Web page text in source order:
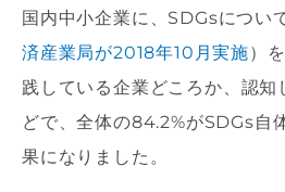
国内中小企業に、SDGsについ
済産業局が2018年10月実施）
践している企業どころか、認知
どで、全体の84.2%がSDGs自
果になりました。